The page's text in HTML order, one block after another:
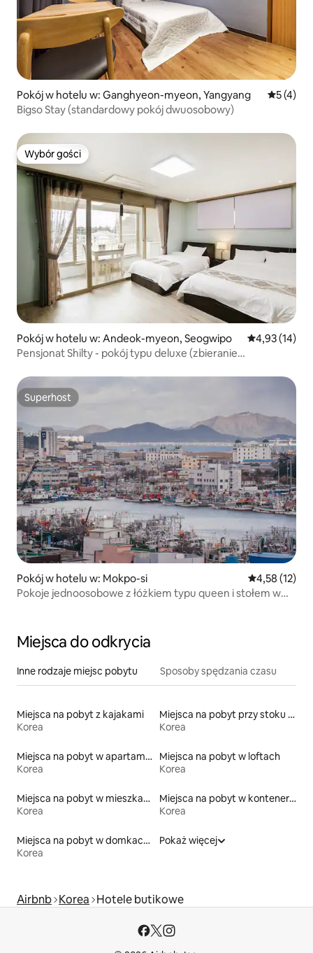
Pokój w hotelu w: Ganghyeon-myeon, Yangyang Średnia
5 (4)
Bigso Stay (standardowy pokój dwuosobowy)
Wybór gości
Wybór gości
Pokój w hotelu w: Andeok-myeon, Seogwipo Średnia
4,93 (14)
Pensjonat Shilty - pokój typu deluxe (zbieranie
Superhost
Superhost
Pokój w hotelu w: Mokpo-si Średnia
4,58 (12)
Pokoje jednoosobowe z łóżkiem typu queen i stołem w
Miejsca do odkrycia
Inne rodzaje miejsc pobytu Sposoby spędzania czasu
Miejsca na pobyt z kajakami
Korea
Miejsca na pobyt przy stoku narciarskim
Korea
Miejsca na pobyt w apartamentach z obsługą
Korea
Miejsca na pobyt w loftach
Korea
Miejsca na pobyt w mieszkaniach
Korea
Miejsca na pobyt w kontenerach
Korea
Miejsca na pobyt w domkach gościnnych
Korea
Pokaż więcej
Airbnb Korea Hotele butikowe